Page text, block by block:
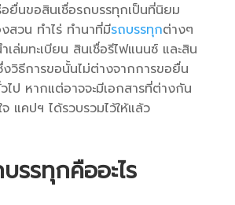
นขอสินเชื่อรถบรรทุกเป็นที่นิยม
สวน ทำไร่ ทำนาที่มีรถบรรทุกต่างๆ
เล่มทะเบียน สินเชื่อรีไฟแนนซ์ และสิน
วิธีการขอนั้นไม่ต่างจากการขอยื่น
ไป หากแต่อาจจะมีเอกสารที่ต่างกัน
แคปฯ ได้รวบรวมไว้ให้แล้ว
รรทุกคืออะไร